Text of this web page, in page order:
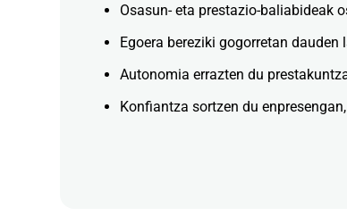
Osasun- eta prestazio-baliabideak
Egoera bereziki gogorretan dauden
Autonomia errazten du
Konfiantza sortzen du